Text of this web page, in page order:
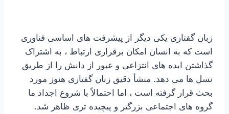
زبان گفتاری یکی دیگر از پیشرفت های اساسی فناوری
است که به انسان امکان برقراری ارتباط ، به اشتراک
گذاشتن ایده های انتزاعی و عبور از دانش را از طریق
نسل ها می دهد. منشأ دقیق زبان گفتاری هنوز مورد
بحث قرار گرفته است ، اما احتمالاً با شروع اجداد ما
گروه های اجتماعی بزرگتر و پیچیده تری ظاهر شد.